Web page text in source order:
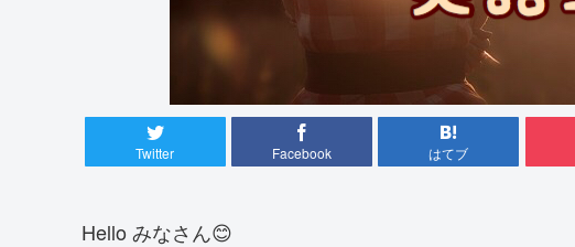
Twitter Facebook はてブ
Hello みなさん😊